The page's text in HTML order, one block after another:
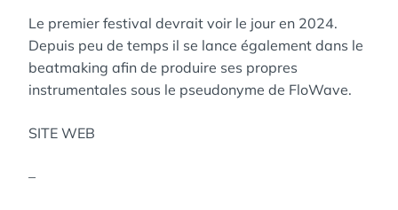
Le premier festival devrait voir le jour en 2024.
Depuis peu de temps il se lance également dans le
beatmaking afin de produire ses propres
instrumentales sous le pseudonyme de FloWave.
SITE WEB
–